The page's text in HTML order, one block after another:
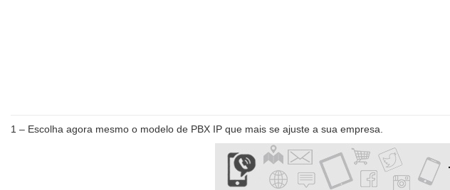
1 – Escolha agora mesmo o modelo de PBX IP que mais se ajuste a sua empresa.